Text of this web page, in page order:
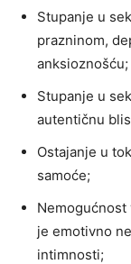
Stupanje u
prazninom,
anksioznošću;
Stupanje u
autentičnu
Ostajanje u
samoće;
Nemogućnost
je emotivno
intimnosti;